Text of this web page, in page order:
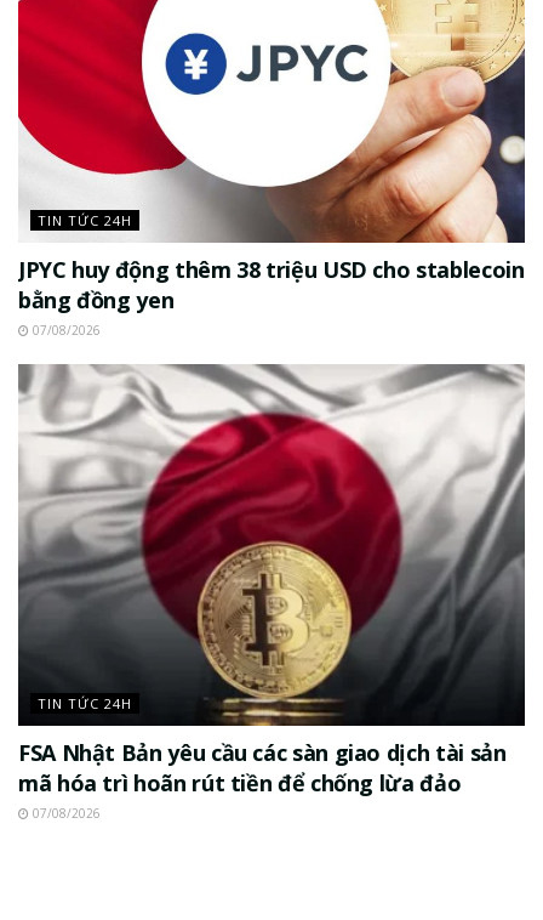
TIN TỨC 24H
JPYC huy động thêm 38 triệu USD cho stablecoin
bằng đồng yen
07/08/2026
TIN TỨC 24H
FSA Nhật Bản yêu cầu các sàn giao dịch tài sản
mã hóa trì hoãn rút tiền để chống lừa đảo
07/08/2026